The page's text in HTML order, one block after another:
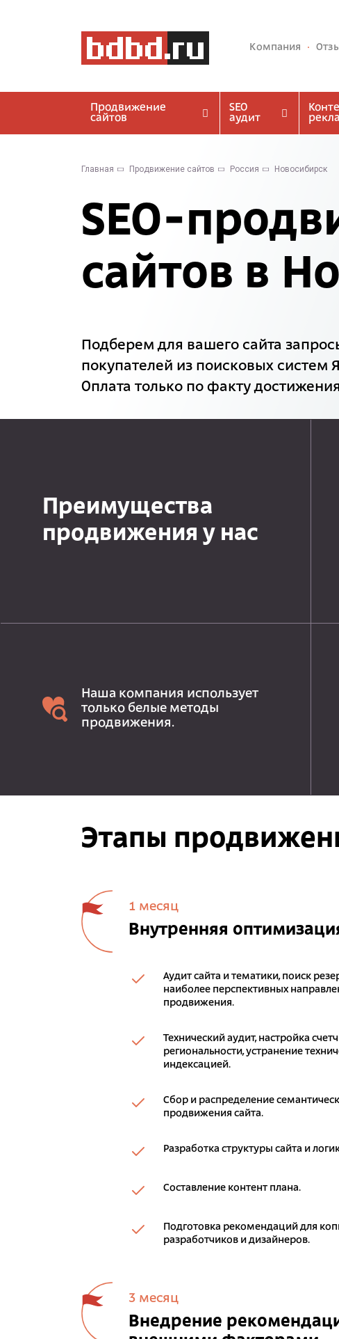
Компания
Продвижение
сайтов
SEO
аудит
Главная Продвижение сайтов Россия Новосибирск
SEO-
сайтов в
Подберем для вашего сайта
покупателей из поисковых систем
Оплата только по факту достижения
Преимущества
продвижения у нас
Наша компания использует
только белые методы
продвижения.
Этапы
1 месяц
Внутренняя
Аудит сайта и тематики, поиск
наиболее перспективных
продвижения.
Технический аудит, настройка
региональности, устранение
индексацией.
Сбор и распределение
продвижения сайта.
Разработка структуры сайта и
Составление контент плана.
Подготовка рекомендаций для
разработчиков и дизайнеров.
3 месяц
Внедрение